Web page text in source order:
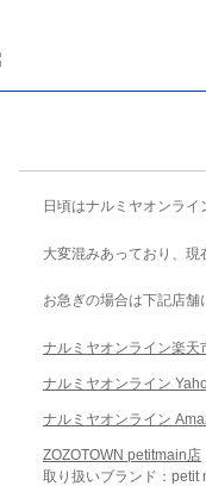
日頃はナルミヤオンライ
大変混みあっており、現
お急ぎの場合は下記店舗
ナルミヤオンライン楽天
ナルミヤオンライン
ナルミヤオンライン
ZOZOTOWN petitmain店
取り扱いブランド：petit